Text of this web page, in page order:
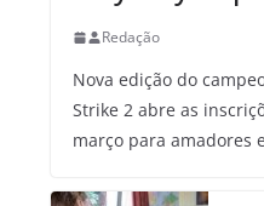
Redação
Nova edição do
Strike 2 abre as
março para amadores